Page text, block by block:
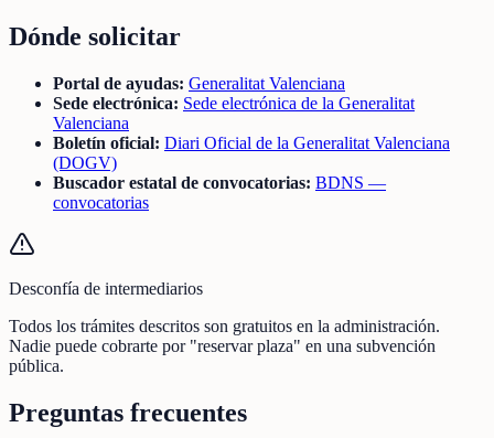
Dónde solicitar
Portal de ayudas: Generalitat Valenciana
Sede electrónica: Sede electrónica de la Generalitat
Valenciana
Boletín oficial: Diari Oficial de la Generalitat Valenciana
(DOGV)
Buscador estatal de convocatorias: BDNS —
convocatorias
Desconfía de intermediarios
Todos los trámites descritos son gratuitos en la administración.
Nadie puede cobrarte por "reservar plaza" en una subvención
pública.
Preguntas frecuentes